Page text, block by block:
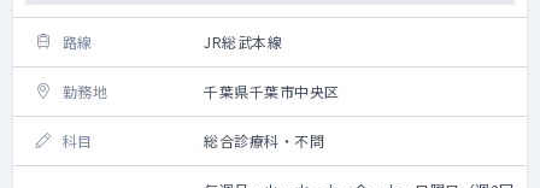
路線 JR総武本線
勤務地 千葉県千葉市中央区
科目 総合診療科・不問